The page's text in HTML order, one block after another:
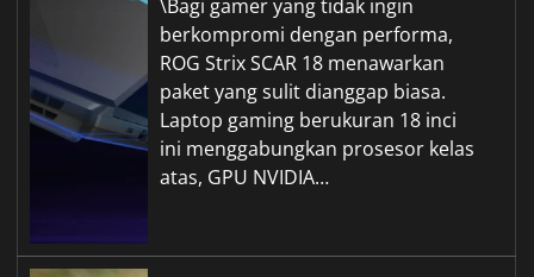
\Bagi gamer yang tidak ingin
berkompromi dengan performa,
ROG Strix SCAR 18 menawarkan
paket yang sulit dianggap biasa.
Laptop gaming berukuran 18 inci
ini menggabungkan prosesor kelas
atas, GPU NVIDIA…